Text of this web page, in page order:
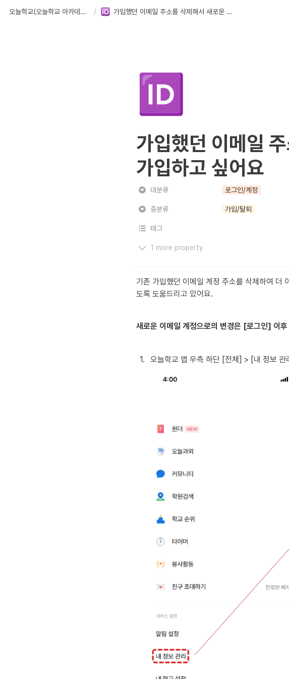
오늘학교(오늘학교 아카데미) FAQ / 가입했던 이메일 주소를 삭제해서 새로운 계정으로 가입하고 싶어요
🆔
가입했던 이메일
가입하고 싶어요
대분류 로그인/계정
중분류 가입/탈퇴
태그
1 more property
기존 가입했던 이메일 계정 주소를 삭제하여 더
도록 도움드리고 있어요.
새로운 이메일 계정으로의 변경은 [로그인] 이후
1. 오늘학교 앱 우측 하단 [전체] > [내 정보